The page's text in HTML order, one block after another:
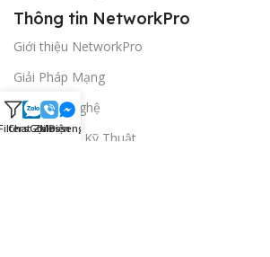
Thông tin NetworkPro
Giới thiệu NetworkPro
Giải Pháp Mạng
Tin Công Nghệ
Hướng Dẫn Kỹ Thuật
Chat Zalo
Gọi Điện
Messenger